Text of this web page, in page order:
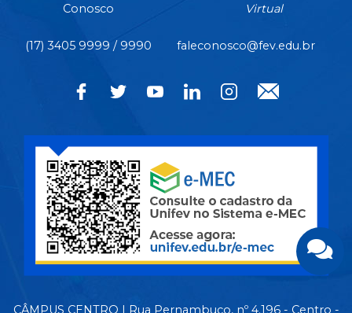
Conosco
Virtual
(17) 3405 9999 / 9990 faleconosco@fev.edu.br
CÂMPUS CENTRO | Rua Pernambuco, nº 4.196 - Centro -